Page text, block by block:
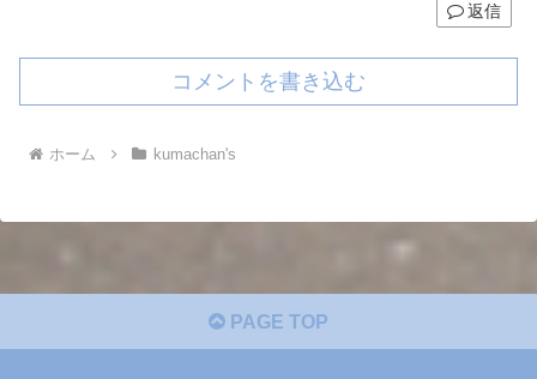
返信
コメントを書き込む
ホーム kumachan's
PAGE TOP